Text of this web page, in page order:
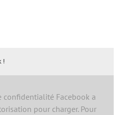
!
confidentialité Facebook a
pour charger. Pour